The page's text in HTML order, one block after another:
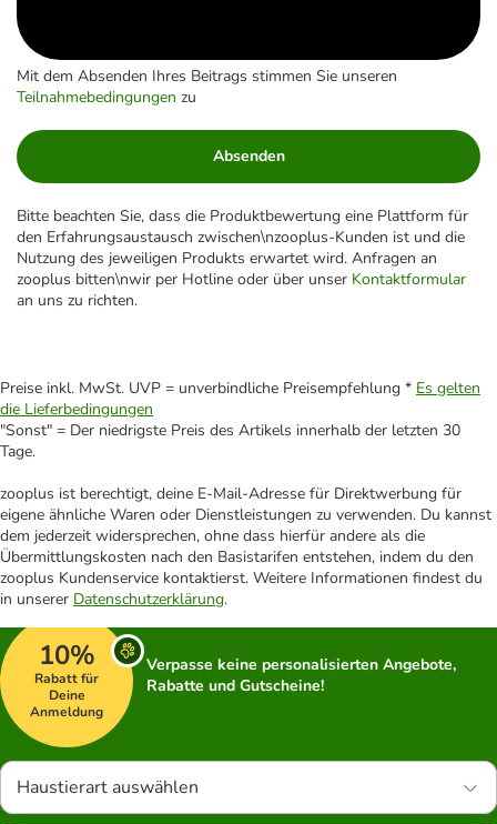
Mit dem Absenden Ihres Beitrags stimmen Sie unseren
Teilnahmebedingungen zu
Absenden
Bitte beachten Sie, dass die Produktbewertung eine Plattform für
den Erfahrungsaustausch zwischen\nzooplus-Kunden ist und die
Nutzung des jeweiligen Produkts erwartet wird. Anfragen an
zooplus bitten\nwir per Hotline oder über unser Kontaktformular
an uns zu richten.
Preise inkl. MwSt. UVP = unverbindliche Preisempfehlung * Es gelten
die Lieferbedingungen
"Sonst" = Der niedrigste Preis des Artikels innerhalb der letzten 30
Tage.
zooplus ist berechtigt, deine E-Mail-Adresse für Direktwerbung für
eigene ähnliche Waren oder Dienstleistungen zu verwenden. Du kannst
dem jederzeit widersprechen, ohne dass hierfür andere als die
Übermittlungskosten nach den Basistarifen entstehen, indem du den
zooplus Kundenservice kontaktierst. Weitere Informationen findest du
in unserer Datenschutzerklärung.
10%
Rabatt für
Deine
Anmeldung
Verpasse keine personalisierten Angebote,
Rabatte und Gutscheine!
Haustierart auswählen